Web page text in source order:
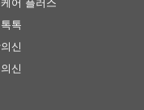
어 플러스
톡
신
신